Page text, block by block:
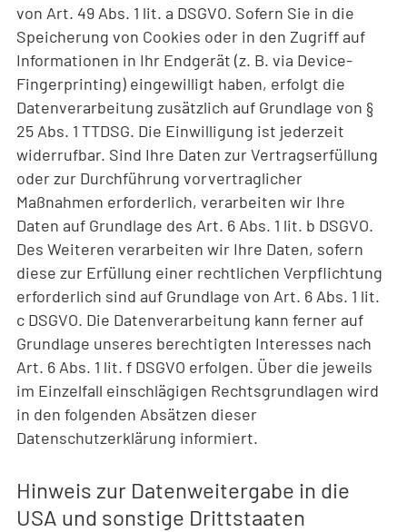
von Art. 49 Abs. 1 lit. a DSGVO. Sofern Sie in die
Speicherung von Cookies oder in den Zugriff auf
Informationen in Ihr Endgerät (z. B. via Device-
Fingerprinting) eingewilligt haben, erfolgt die
Datenverarbeitung zusätzlich auf Grundlage von §
25 Abs. 1 TTDSG. Die Einwilligung ist jederzeit
widerrufbar. Sind Ihre Daten zur Vertragserfüllung
oder zur Durchführung vorvertraglicher
Maßnahmen erforderlich, verarbeiten wir Ihre
Daten auf Grundlage des Art. 6 Abs. 1 lit. b DSGVO.
Des Weiteren verarbeiten wir Ihre Daten, sofern
diese zur Erfüllung einer rechtlichen Verpflichtung
erforderlich sind auf Grundlage von Art. 6 Abs. 1 lit.
c DSGVO. Die Datenverarbeitung kann ferner auf
Grundlage unseres berechtigten Interesses nach
Art. 6 Abs. 1 lit. f DSGVO erfolgen. Über die jeweils
im Einzelfall einschlägigen Rechtsgrundlagen wird
in den folgenden Absätzen dieser
Datenschutzerklärung informiert.
Hinweis zur Datenweitergabe in die
USA und sonstige Drittstaaten